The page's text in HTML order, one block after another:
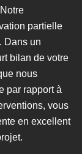
partielle
Dans un
bilan de votre
nous
par rapport à
vous
en excellent